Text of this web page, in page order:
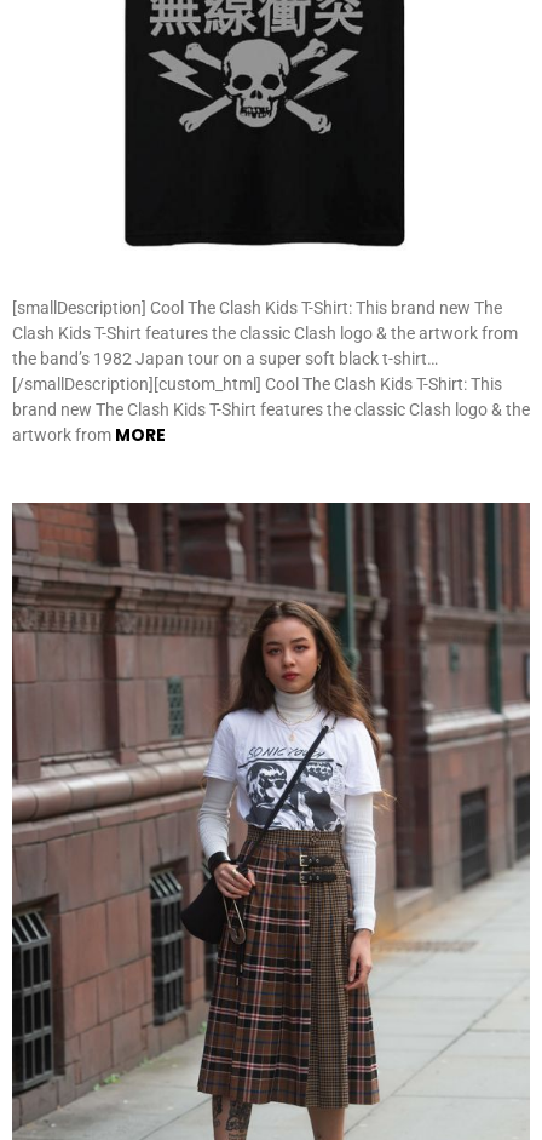
[smallDescription] Cool The Clash Kids T-Shirt: This brand new The
Clash Kids T-Shirt features the classic Clash logo & the artwork from
the band’s 1982 Japan tour on a super soft black t-shirt…
[/smallDescription][custom_html] Cool The Clash Kids T-Shirt: This
brand new The Clash Kids T-Shirt features the classic Clash logo & the
artwork from MORE